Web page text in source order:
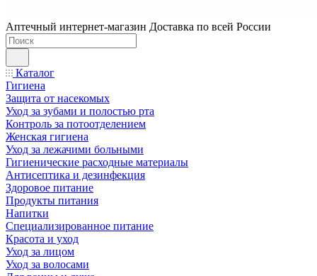
Аптечный интернет-магазин Доставка по всей России
Каталог
Гигиена
Защита от насекомых
Уход за зубами и полостью рта
Контроль за потоотделением
Женская гигиена
Уход за лежачими больными
Гигиенические расходные материалы
Антисептика и дезинфекция
Здоровое питание
Продукты питания
Напитки
Специализированное питание
Красота и уход
Уход за лицом
Уход за волосами